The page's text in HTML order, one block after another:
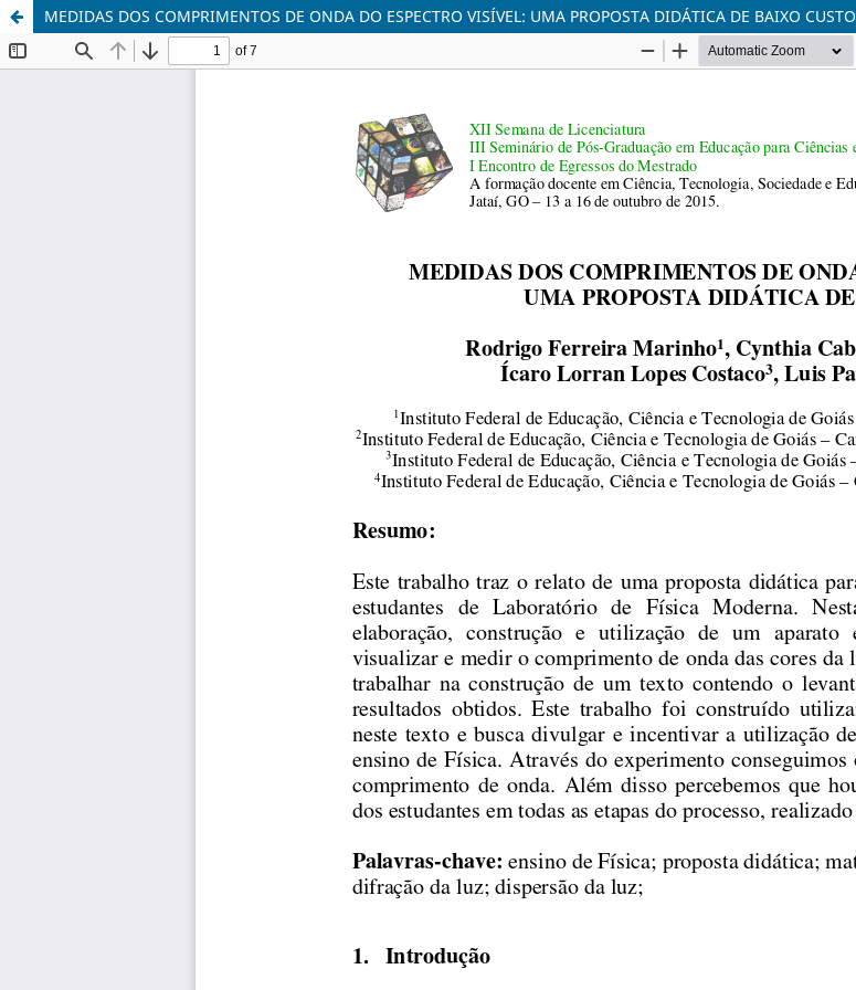
MEDIDAS DOS COMPRIMENTOS DE ONDA DO ESPECTRO VISÍVEL: UMA PROPOSTA DIDÁTICA DE BAIXO CUSTO